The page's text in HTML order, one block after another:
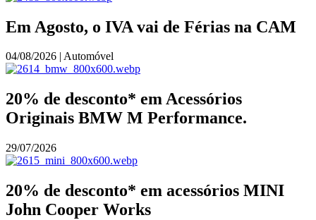
Em Agosto, o IVA vai de Férias na CAM
04/08/2026 | Automóvel
20% de desconto* em Acessórios
Originais BMW M Performance.
29/07/2026
20% de desconto* em acessórios MINI
John Cooper Works